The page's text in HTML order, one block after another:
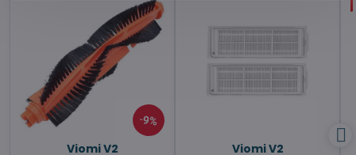
9%
Viomi V2
Viomi V2